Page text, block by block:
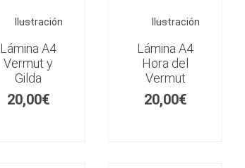
Ilustración
Lámina A4
Vermut y
Gilda
20,00€
Ilustración
Lámina A4
Hora del
Vermut
20,00€